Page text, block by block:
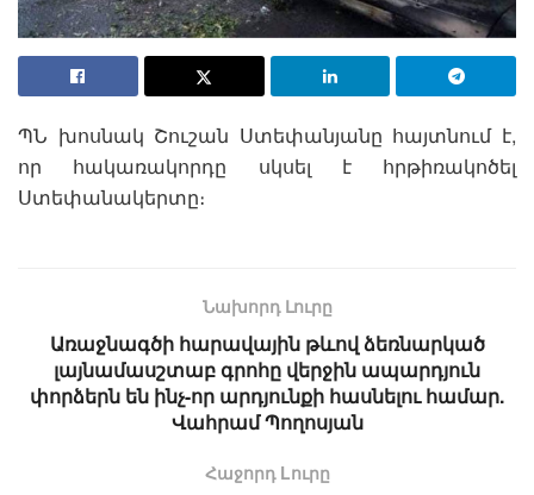
ՊՆ խոսնակ Շուշան Ստեփանյանը հայտնում է,
որ հակառակորդը սկսել է հրթիռակոծել
Ստեփանակերտը։
Նախորդ Լուրը
Առաջնագծի հարավային թևով ձեռնարկած
լայնամասշտաբ գրոհը վերջին ապարդյուն
փորձերն են ինչ-որ արդյունքի հասնելու համար.
Վահրամ Պողոսյան
Հաջորդ Lուրը